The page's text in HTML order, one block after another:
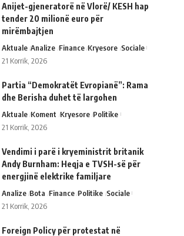
Anijet-gjeneratorë në Vlorë/ KESH hap
tender 20 milionë euro për
mirëmbajtjen
Aktuale Analize Finance Kryesore Sociale
21 Korrik, 2026
Partia “Demokratët Evropianë”: Rama
dhe Berisha duhet të largohen
Aktuale Koment Kryesore Politike
21 Korrik, 2026
Vendimi i parë i kryeministrit britanik
Andy Burnham: Heqja e TVSH-së për
energjinë elektrike familjare
Analize Bota Finance Politike Sociale
21 Korrik, 2026
Foreign Policy për protestat në